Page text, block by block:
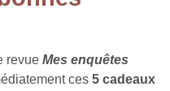
revue Mes enquêtes
ces 5 cadeaux